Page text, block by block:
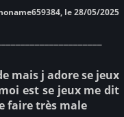
le 28/05/2025
mais j adore se jeux
est se jeux me dit
faire très male